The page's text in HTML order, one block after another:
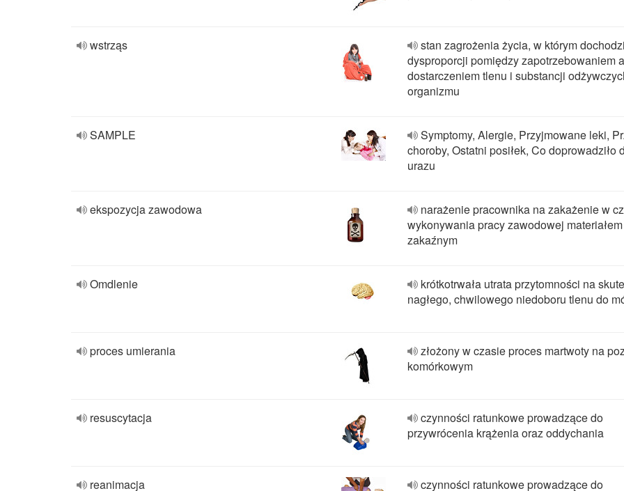
wstrząs
stan zagrożenia życia, w którym
dysproporcji pomiędzy zapotrzebowaniem a
dostarczeniem tlenu i substancji
organizmu
SAMPLE
Symptomy, Alergie, Przyjmowane leki,
choroby, Ostatni posiłek, Co doprowadziło
urazu
ekspozycja zawodowa
narażenie pracownika na zakażenie w
wykonywania pracy zawodowej materiałem
zakaźnym
Omdlenie
krótkotrwała utrata przytomności na
nagłego, chwilowego niedoboru tlenu do
proces umierania
złożony w czasie proces martwoty na
komórkowym
resuscytacja
czynności ratunkowe prowadzące do
przywrócenia krążenia oraz oddychania
reanimacja
czynności ratunkowe prowadzące do